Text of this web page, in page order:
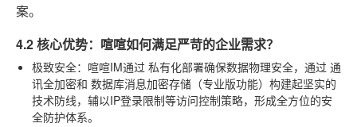
案。
4.2 核心优势：喧喧如何满足严苛的企业需求？
极致安全：喧喧IM通过 私有化部署确保数据物理安全，通过 通
讯全加密和 数据库消息加密存储 （专业版功能）构建起坚实的
技术防线，辅以IP登录限制等访问控制策略，形成全方位的安
全防护体系。